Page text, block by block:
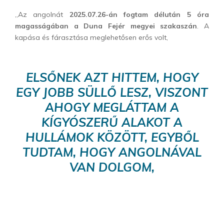
„Az angolnát 2025.07.26-án fogtam délután 5 óra
magasságában a Duna Fejér megyei szakaszán. A
kapása és fárasztása meglehetősen erős volt,
ELSŐNEK AZT HITTEM, HOGY
EGY JOBB SÜLLŐ LESZ, VISZONT
AHOGY MEGLÁTTAM A
KÍGYÓSZERŰ ALAKOT A
HULLÁMOK KÖZÖTT, EGYBŐL
TUDTAM, HOGY ANGOLNÁVAL
VAN DOLGOM,